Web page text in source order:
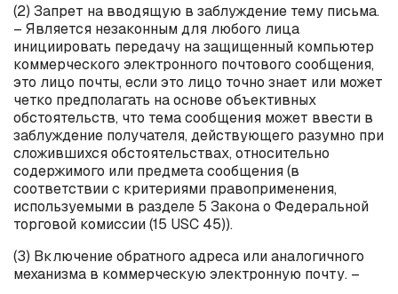
(2) Запрет на вводящую в заблуждение тему письма.
– Является незаконным для любого лица
инициировать передачу на защищенный компьютер
коммерческого электронного почтового сообщения,
это лицо почты, если это лицо точно знает или может
четко предполагать на основе объективных
обстоятельств, что тема сообщения может ввести в
заблуждение получателя, действующего разумно при
сложившихся обстоятельствах, относительно
содержимого или предмета сообщения (в
соответствии с критериями правоприменения,
используемыми в разделе 5 Закона о Федеральной
торговой комиссии (15 USC 45)).
(3) Включение обратного адреса или аналогичного
механизма в коммерческую электронную почту. –